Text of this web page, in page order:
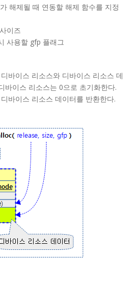
해제될 때 연동할 해제 함수를 지정
이즈
사용할 gfp 플래그
바이스 리소스와 디바이스 리소스 데
바이스 리소스는 0으로 초기화한다.
바이스 리소스 데이터를 반환한다.